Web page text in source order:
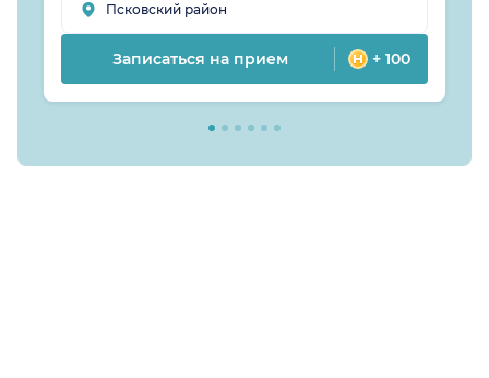
Псковский район
Записаться на прием + 100